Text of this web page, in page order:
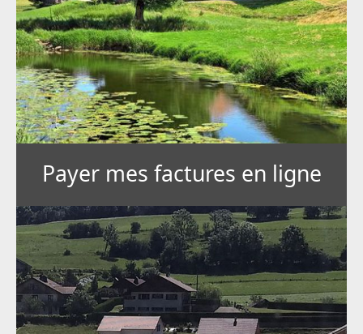
Payer mes factures en ligne